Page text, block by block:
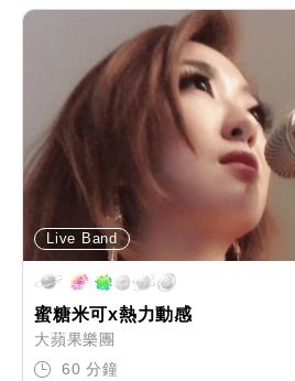
Live Band
蜜糖米可x熱力動感
大蘋果樂團
60 分鐘